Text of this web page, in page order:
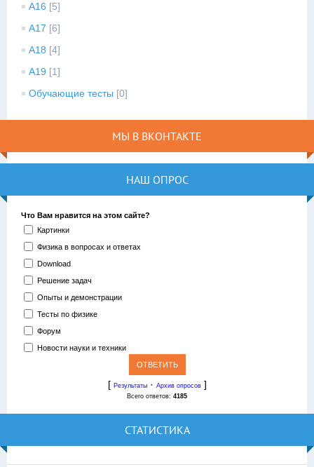
A16 [5]
A17 [6]
A18 [4]
A19 [1]
Обучающие тесты [0]
МЫ В ВКОНТАКТЕ
НАШ ОПРОС
Что Вам нравится на этом сайте?
Картинки
Физика в вопросах и ответах
Download
Решение задач
Опыты и демонстрации
Тесты по физике
Форум
Новости науки и техники
[ Результаты· Архив опросов]
Всего ответов: 4185
СТАТИСТИКА